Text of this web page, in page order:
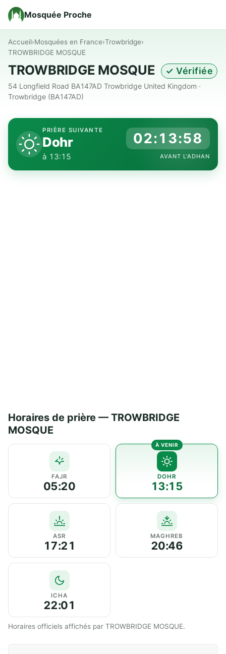
Mosquée Proche
Accueil›Mosquées en France›Trowbridge›
TROWBRIDGE MOSQUE
TROWBRIDGE MOSQUE ✓ Vérifiée
54 Longfield Road BA147AD Trowbridge United Kingdom ·
Trowbridge (BA147AD)
PRIÈRE SUIVANTE
Dohr
à 13:15
02:13:57
AVANT L'ADHAN
Horaires de prière — TROWBRIDGE
MOSQUE
FAJR
05:20
DOHR
13:15
ASR
17:21
MAGHREB
20:46
ICHA
22:01
Horaires officiels affichés par TROWBRIDGE MOSQUE.